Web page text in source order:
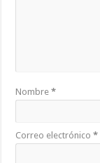
Nombre*
Correo electrónico*